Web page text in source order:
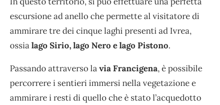
escursione ad anello che permette al visitatore di
ammirare tre dei cinque laghi presenti ad Ivrea,
ossialago Sirio, lago Nero e lago Pistono.
Passando attraverso lavia Francigena, è possibile
percorrere i sentieri immersi nella vegetazione e
ammirare i resti di quello che è stato l’acquedotto